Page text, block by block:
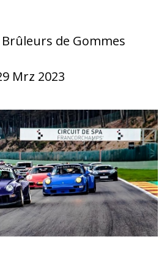
Brûleurs de Gommes
Mrz 2023